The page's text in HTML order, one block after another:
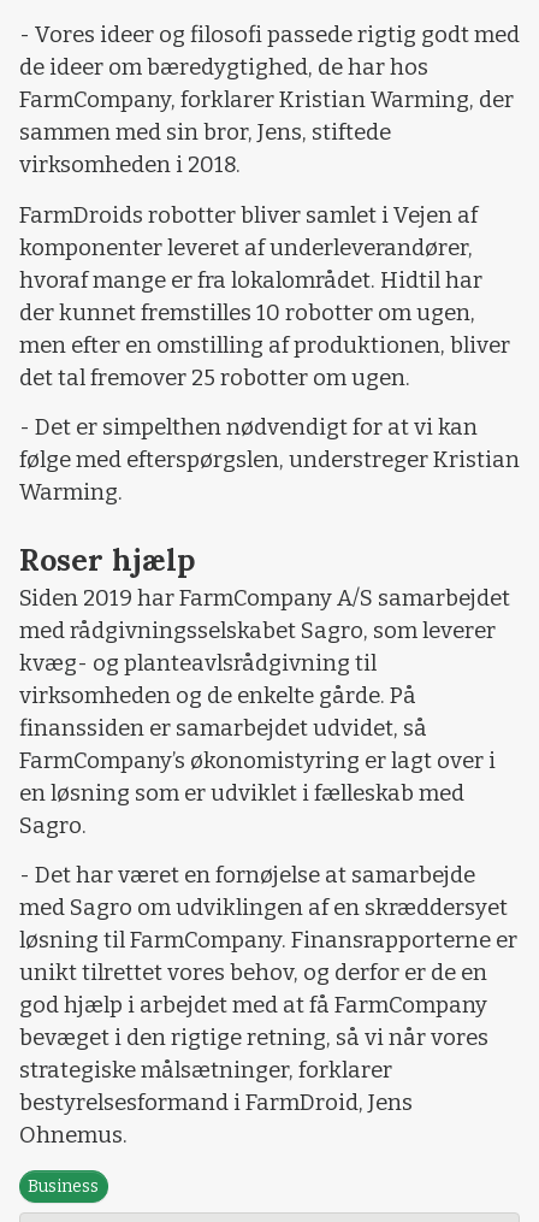
- Vores ideer og filosofi passede rigtig godt med
de ideer om bæredygtighed, de har hos
FarmCompany, forklarer Kristian Warming, der
sammen med sin bror, Jens, stiftede
virksomheden i 2018.
FarmDroids robotter bliver samlet i Vejen af
komponenter leveret af underleverandører,
hvoraf mange er fra lokalområdet. Hidtil har
der kunnet fremstilles 10 robotter om ugen,
men efter en omstilling af produktionen, bliver
det tal fremover 25 robotter om ugen.
- Det er simpelthen nødvendigt for at vi kan
følge med efterspørgslen, understreger Kristian
Warming.
Roser hjælp
Siden 2019 har FarmCompany A/S samarbejdet
med rådgivningsselskabet Sagro, som leverer
kvæg- og planteavlsrådgivning til
virksomheden og de enkelte gårde. På
finanssiden er samarbejdet udvidet, så
FarmCompany’s økonomistyring er lagt over i
en løsning som er udviklet i fælleskab med
Sagro.
- Det har været en fornøjelse at samarbejde
med Sagro om udviklingen af en skræddersyet
løsning til FarmCompany. Finansrapporterne er
unikt tilrettet vores behov, og derfor er de en
god hjælp i arbejdet med at få FarmCompany
bevæget i den rigtige retning, så vi når vores
strategiske målsætninger, forklarer
bestyrelsesformand i FarmDroid, Jens
Ohnemus.
Business